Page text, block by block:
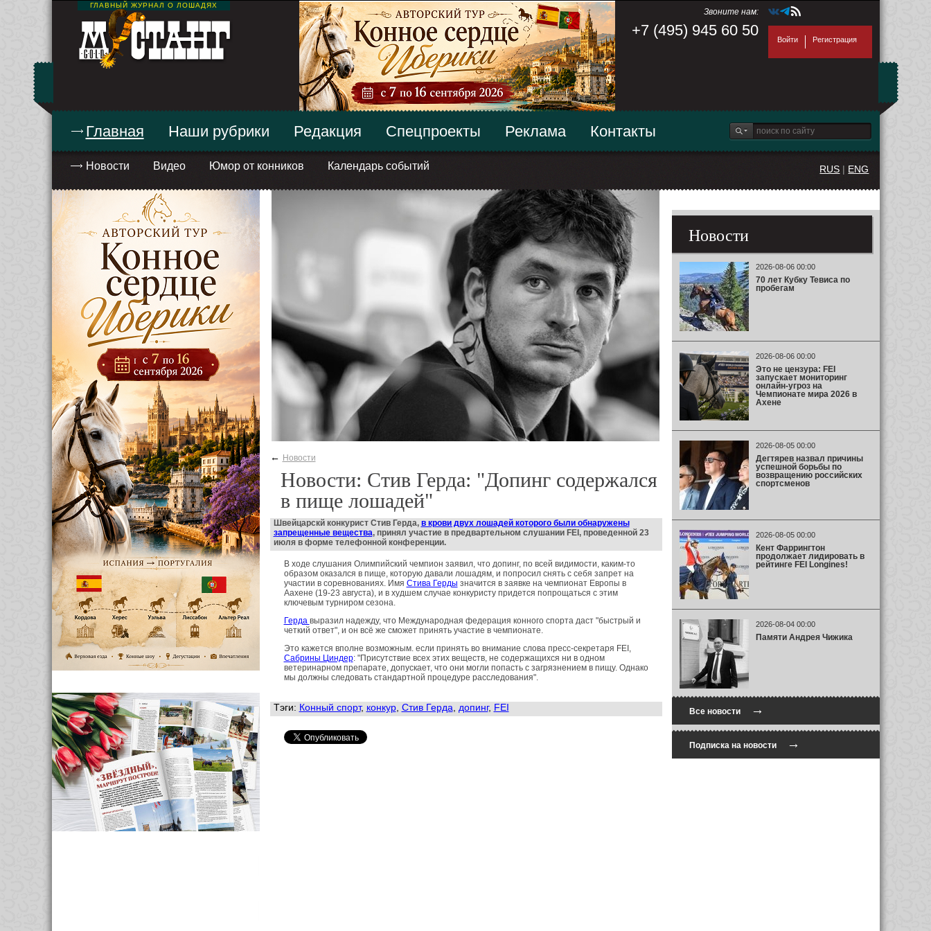
ГЛАВНЫЙ ЖУРНАЛ О ЛОШАДЯХ
Звоните нам:
+7 (495) 945 60 50
Войти Регистрация
Главная
Новости Видео Юмор от конников Календарь событий
Наши рубрики Редакция Спецпроекты Реклама Контакты
RUS | ENG
← Новости
Новости: Стив Герда: "Допинг содержался
в пище лошадей"
Швейцарскй конкурист Стив Герда, в крови двух лошадей которого были обнаружены
запрещенные вещества, принял участие в предвартельном слушании FEI, проведенной 23
июля в форме телефонной конференции.
В ходе слушания Олимпийский чемпион заявил, что допинг, по всей видимости, каким-то
образом оказался в пище, которую давали лошадям, и попросил снять с себя запрет на
участии в соревнованиях. Имя Стива Герды значится в заявке на чемпионат Европы в
Аахене (19-23 августа), и в худшем случае конкуристу придется попрощаться с этим
ключевым турниром сезона.
Герда выразил надежду, что Международная федерация конного спорта даст "быстрый и
четкий ответ", и он всё же сможет принять участие в чемпионате.
Это кажется вполне возможным. если принять во внимание слова пресс-секретаря FEI,
Сабрины Циндер: "Присутствие всех этих веществ, не содержащихся ни в одном
ветеринарном препарате, допускает, что они могли попасть с загрязнением в пищу. Однако
мы должны следовать стандартной процедуре расследования".
Тэги: Конный спорт, конкур, Стив Герда допинг, FEI
Новости
2026-08-06 00:00
70 лет Кубку Тевиса по
пробегам
2026-08-06 00:00
Это не цензура: FEI
запускает мониторинг
онлайн-угроз на
Чемпионате мира 2026 в
Ахене
2026-08-05 00:00
Дегтярев назвал причины
успешной борьбы по
возвращению российских
спортсменов
2026-08-05 00:00
Кент Фаррингтон
продолжает лидировать в
рейтинге FEI Longines!
2026-08-04 00:00
Памяти Андрея Чижика
Все новости→
Подписка на новости→